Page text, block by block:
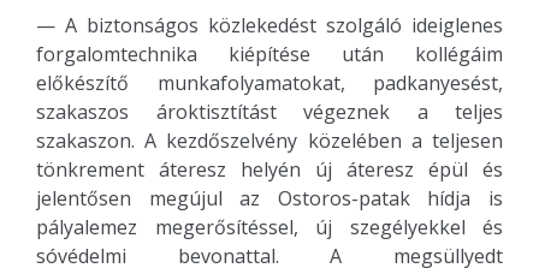
— A biztonságos közlekedést szolgáló ideiglenes
forgalomtechnika kiépítése után kollégáim
előkészítő munkafolyamatokat, padkanyesést,
szakaszos ároktisztítást végeznek a teljes
szakaszon. A kezdőszelvény közelében a teljesen
tönkrement áteresz helyén új áteresz épül és
jelentősen megújul az Ostoros-patak hídja is
pályalemez megerősítéssel, új szegélyekkel és
sóvédelmi bevonattal. A megsüllyedt